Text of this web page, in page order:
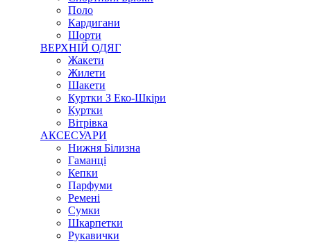
Поло
Кардигани
Шорти
ВЕРХНІЙ ОДЯГ
Жакети
Жилети
Шакети
Куртки З Еко-Шкіри
Куртки
Вітрівка
АКСЕСУАРИ
Нижня Білизна
Гаманці
Кепки
Парфуми
Ремені
Сумки
Шкарпетки
Рукавички